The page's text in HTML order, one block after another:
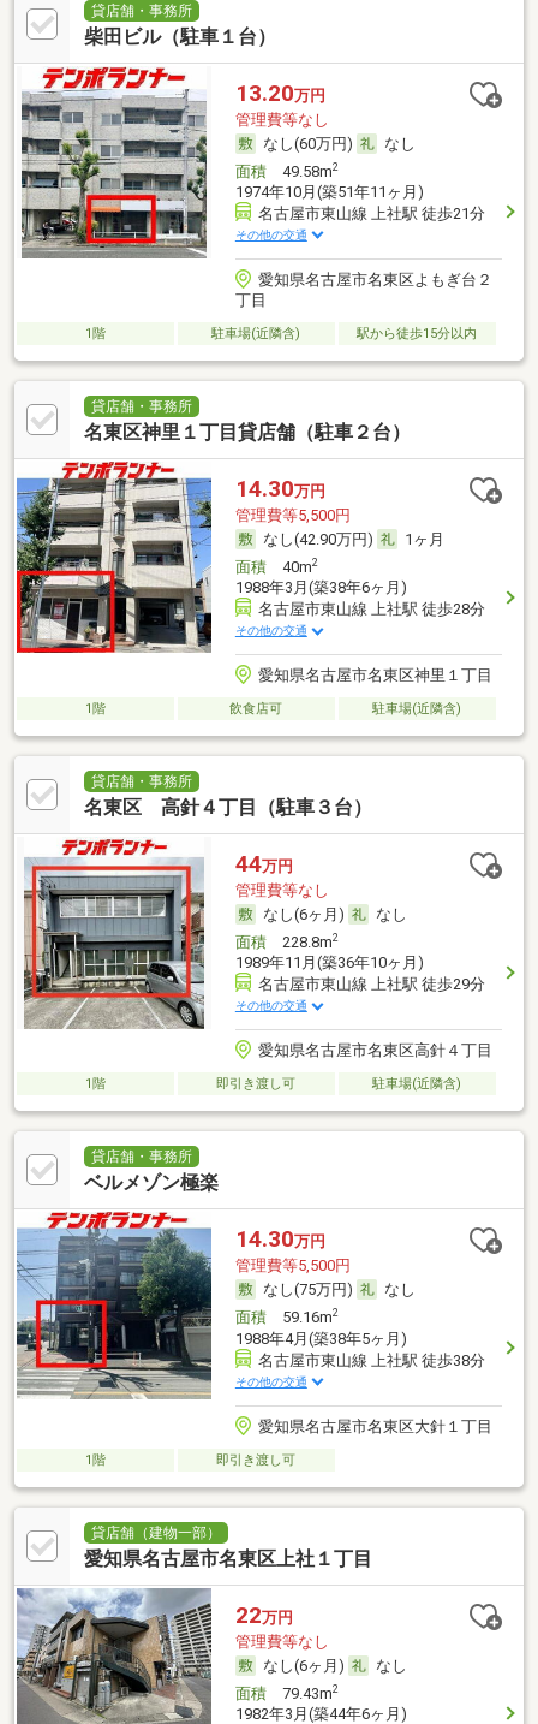
貸店舗・事務所
柴田ビル（駐車１台）
13.20万円
管理費等なし
なし(60万円)
なし
面積49.58m2
1974年10月(築51年11ヶ月)
名古屋市東山線 上社駅 徒歩21分
その他の交通
愛知県名古屋市名東区よもぎ台２
丁目
1階 駐車場(近隣含) 駅から徒歩15分以内
貸店舗・事務所
名東区神里１丁目貸店舗（駐車２台）
14.30万円
管理費等5,500円
なし(42.90万円)
1ヶ月
面積40m2
1988年3月(築38年6ヶ月)
名古屋市東山線 上社駅 徒歩28分
その他の交通
愛知県名古屋市名東区神里１丁目
1階 飲食店可 駐車場(近隣含)
貸店舗・事務所
名東区 高針４丁目（駐車３台）
44万円
管理費等なし
なし(6ヶ月)
なし
面積228.8m2
1989年11月(築36年10ヶ月)
名古屋市東山線 上社駅 徒歩29分
その他の交通
愛知県名古屋市名東区高針４丁目
1階 即引き渡し可 駐車場(近隣含)
貸店舗・事務所
ベルメゾン極楽
14.30万円
管理費等5,500円
なし(75万円)
なし
面積59.16m2
1988年4月(築38年5ヶ月)
名古屋市東山線 上社駅 徒歩38分
その他の交通
愛知県名古屋市名東区大針１丁目
1階 即引き渡し可
貸店舗（建物一部）
愛知県名古屋市名東区上社１丁目
22万円
管理費等なし
なし(6ヶ月)
なし
面積79.43m2
1982年3月(築44年6ヶ月)